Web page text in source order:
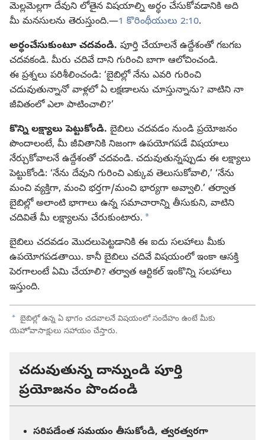
మెల్లమెల్లగా దేవుని లోతైన విషయాల్ని అర్థం చేసుకోవడానికి అది
మీ మనసులను తెరుస్తుంది.—1 కొరింథీయులు 2:10.
అర్థంచేసుకుంటూ చదవండి. పూర్తి చేయాలనే ఉద్దేశంతో గబగబ
చదవకండి. మీరు చదివే దాని గురించి బాగా ఆలోచించండి.
ఈ ప్రశ్నలు పరిశీలించండి: ‘బైబిల్లో నేను ఎవరి గురించి
చదువుతున్నానో వాళ్లలో ఏ లక్షణాలను చూస్తున్నాను? వాటిని నా
జీవితంలో ఎలా పాటించాలి?’
కొన్ని లక్ష్యాలు పెట్టుకోండి. బైబిలు చదవడం నుండి ప్రయోజనం
పొందాలంటే, మీ జీవితానికి నిజంగా ఉపయోగపడే విషయాలు
నేర్చుకోవాలనే ఉద్దేశంతో చదవండి. చదువుతున్నప్పుడు ఈ లక్ష్యాలు
పెట్టుకోండి: ‘నేను దేవుని గురించి ఎక్కువ తెలుసుకోవాలి,’ ‘నేను
మంచి వ్యక్తిగా, మంచి భర్తగా/మంచి భార్యగా అవ్వాలి.’ తర్వాత
బైబిల్లో అలాంటి భాగాలు ఉన్న సమాచారాన్ని తీసుకుని, వాటిని
చదివితే మీ లక్ష్యాలను చేరుకుంటారు. a
బైబిలు చదవడం మొదలుపెట్టడానికి ఈ ఐదు సలహాలు మీకు
ఉపయోగపడతాయి. కానీ బైబిలు చదివే విషయంలో ఇంకా ఆసక్తి
పెరగాలంటే ఏమి చేయాలి? తర్వాత ఆర్టికల్‌ ఇంకొన్ని సలహాలు
ఇస్తుంది.
a బైబిల్లో ఉన్న ఏ భాగం చదవాలనే విషయంలో సందేహం ఉంటే మీకు
యెహోవాసాక్షులు సహాయం చేస్తారు.
చదువుతున్న దాన్నుండి పూర్తి
ప్రయోజనం పొందండి
సరిపడేంత సమయం తీసుకోండి, త్వరత్వరగా